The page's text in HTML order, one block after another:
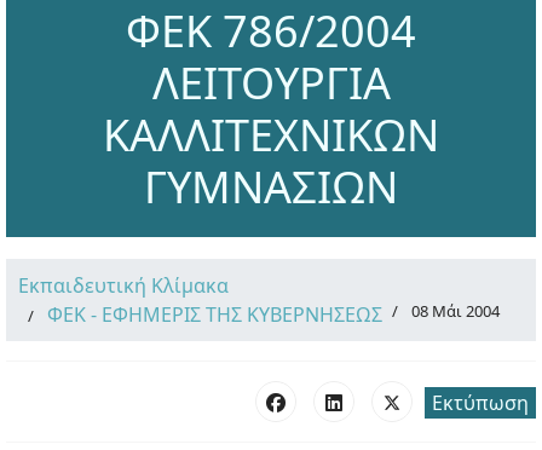
ΦΕΚ 786/2004
ΛΕΙΤΟΥΡΓΙΑ
ΚΑΛΛΙΤΕΧΝΙΚΩΝ
ΓΥΜΝΑΣΙΩΝ
Εκπαιδευτική Κλίμακα
ΦΕΚ - ΕΦΗΜΕΡΙΣ ΤΗΣ ΚΥΒΕΡΝΗΣΕΩΣ
08 Μάι 2004
Εκτύπωση